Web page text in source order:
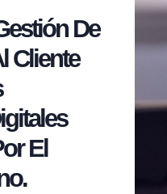
De
Cliente
El